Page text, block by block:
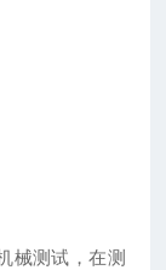
械测试，在测